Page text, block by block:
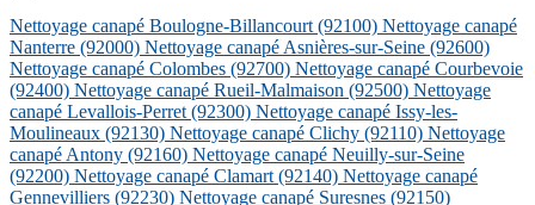
Nettoyage canapé Boulogne-Billancourt(92100) Nettoyage canapé
Nanterre (92000) Nettoyage canapé Asnières-sur-Seine (92600)
Nettoyage canapé Colombes (92700) Nettoyage canapé Courbevoie
(92400) Nettoyage canapé Rueil-Malmaison (92500) Nettoyage
canapé Levallois-Perret(92300) Nettoyage canapé Issy-les-
Moulineaux (92130) Nettoyage canapé Clichy (92110) Nettoyage
canapé Antony (92160) Nettoyage canapé Neuilly-sur-Seine
(92200) Nettoyage canapé Clamart(92140) Nettoyage canapé
Gennevilliers (92230) Nettoyage canapé Suresnes (92150)